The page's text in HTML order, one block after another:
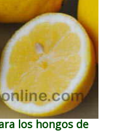
los hongos de